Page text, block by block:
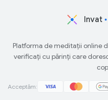
Invat
Platforma de meditații online
verificați cu părinți care
Acceptăm: